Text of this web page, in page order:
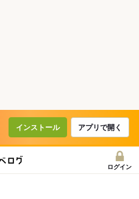
インストール アプリで開く
ログイン